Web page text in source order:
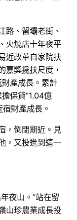
路、留壩老街、
火燒店十年夜平
近改革自家院扶
嘉獎攙扶尺度，
產成長。累計
保貸”1.04億
財產成長。
，倒閉期近。見
，又投進到這一
夜山。”站在留
山珍農業成長投